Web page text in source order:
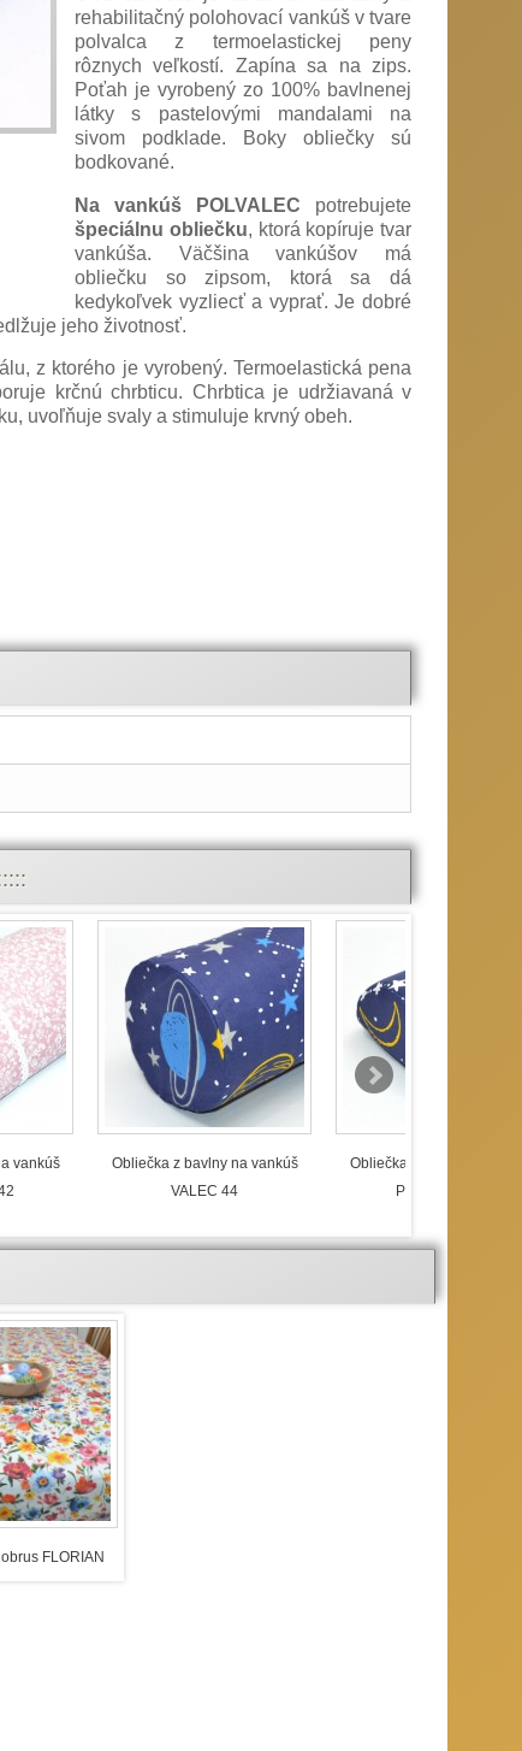
rehabilitačný polohovací vankúš v tvare
polvalca z termoelastickej peny
rôznych veľkostí. Zapína sa na zips.
Poťah je vyrobený zo 100% bavlnenej
látky s pastelovými mandalami na
sivom podklade. Boky obliečky sú
bodkované.
Na vankúš POLVALEC potrebujete
špeciálnu obliečku, ktorá kopíruje tvar
vankúša. Väčšina vankúšov má
obliečku so zipsom, ktorá sa dá
kedykoľvek vyzliecť a vyprať. Je dobré
jeho životnosť.
z ktorého je vyrobený. Termoelastická pena
krčnú chrbticu. Chrbtica je udržiavaná v
uvoľňuje svaly a stimuluje krvný obeh.
vankúš
Obliečka z bavlny na vankúš
VALEC 44
Obliečka z bavlny na
POLVALEC 44
FLORIAN